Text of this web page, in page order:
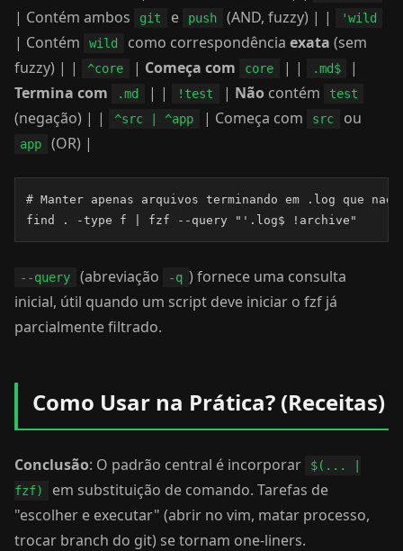
| Contém ambos
git e push (AND, fuzzy) | | 'wild
| Contém wild como correspondência exata (sem
fuzzy) | |
^core | Começa com core | | .md$
|
Termina com
.md | | !test | Nãocontém test
(negação) | | ^src | ^app | Começa com src ou
app (OR) |
# Manter apenas arquivos terminando em .log que nao
find . -type f | fzf --query "'.log$ !archive"
--query (abreviação -q ) fornece uma consulta
inicial, útil quando um script deve iniciar o fzf já
parcialmente filtrado.
Como Usar na Prática? (Receitas)
Conclusão: O padrão central é incorporar
$(... |
fzf)
em substituição de comando. Tarefas de
"escolher e executar" (abrir no vim, matar processo,
trocar branch do git) se tornam one-liners.